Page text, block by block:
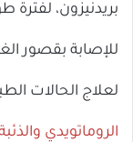
بريدنيزون، لفترة
للإصابة بقصور
لعلاج الحالات
الروماتويدي